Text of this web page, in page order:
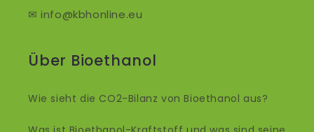
✉ info@kbhonline.eu
Über Bioethanol
Wie sieht die CO2-Bilanz von Bioethanol aus?